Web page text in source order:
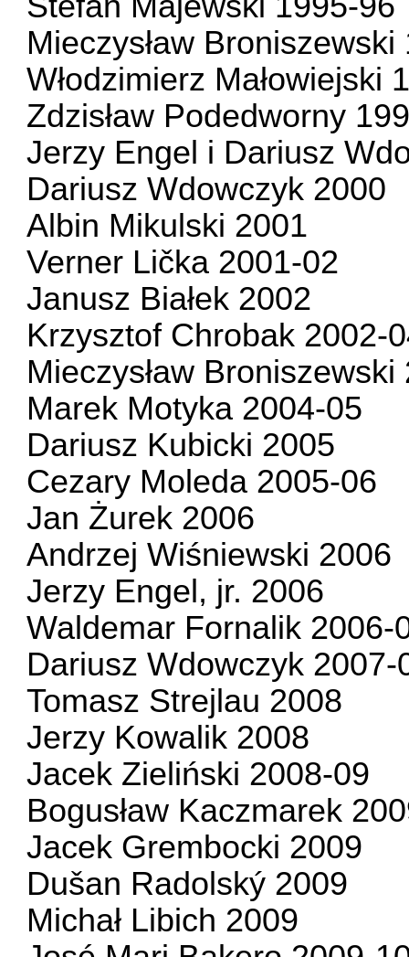
Mieczysław Broniszewski
Włodzimierz Małowiejski
Zdzisław Podedworny
Jerzy Engel i Dariusz
Dariusz Wdowczyk 2000
Albin Mikulski 2001
Verner Lička 2001-02
Janusz Białek 2002
Krzysztof Chrobak 2002-
Mieczysław Broniszewski
Marek Motyka 2004-05
Dariusz Kubicki 2005
Cezary Moleda 2005-06
Jan Żurek 2006
Andrzej Wiśniewski 2006
Jerzy Engel, jr. 2006
Waldemar Fornalik 2006-
Dariusz Wdowczyk 2007-
Tomasz Strejlau 2008
Jerzy Kowalik 2008
Jacek Zieliński 2008-09
Bogusław Kaczmarek
Jacek Grembocki 2009
Dušan Radolský 2009
Michał Libich 2009